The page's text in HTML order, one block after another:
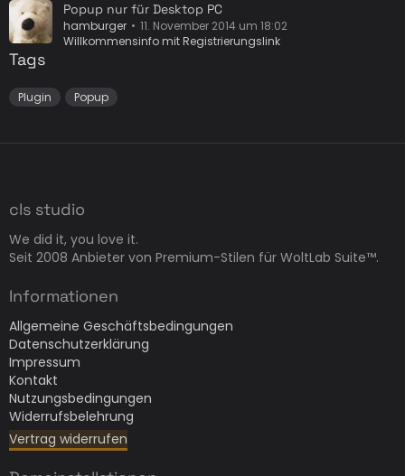
Popup nur für Desktop PC
hamburger
11. November 2014 um 18:02
Willkommensinfo mit Registrierungslink
Tags
Plugin Popup
cls studio
We did it, you love it.
Seit 2008 Anbieter von Premium-Stilen für WoltLab Suite™.
Informationen
Allgemeine Geschäftsbedingungen
Datenschutzerklärung
Impressum
Kontakt
Nutzungsbedingungen
Widerrufsbelehrung
Vertrag widerrufen